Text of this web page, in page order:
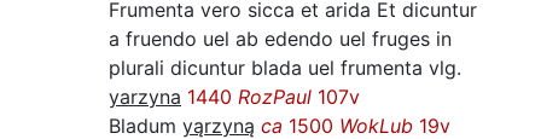
Frumenta vero sicca et arida Et dicuntur
a fruendo uel ab edendo uel fruges in
plurali dicuntur blada uel frumenta vlg.
yarzyna 1440 RozPaul 107v
Bladum yąrzyną ca 1500 WokLub 19v